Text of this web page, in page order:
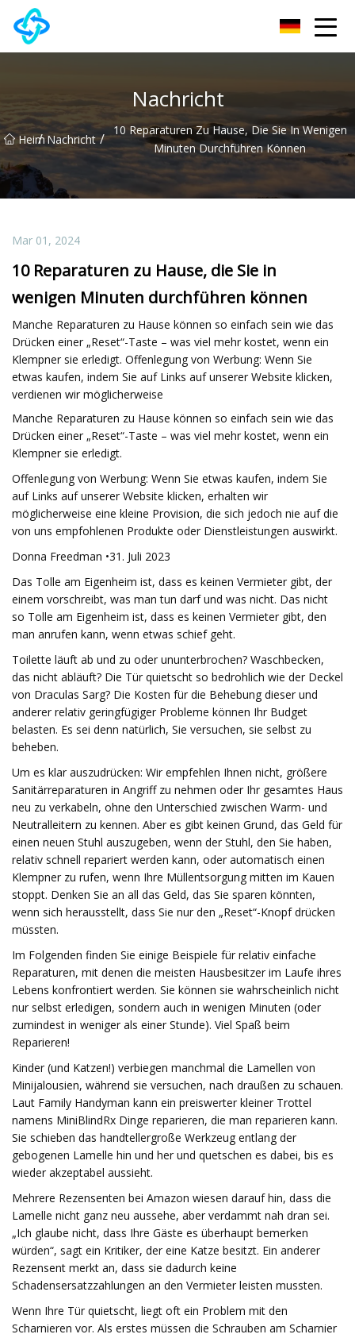
Nachricht
Heim
/ Nachricht / 10 Reparaturen Zu Hause, Die Sie In Wenigen
Minuten Durchführen Können
Mar 01, 2024
10 Reparaturen zu Hause, die Sie in
wenigen Minuten durchführen können
Manche Reparaturen zu Hause können so einfach sein wie das
Drücken einer „Reset“-Taste – was viel mehr kostet, wenn ein
Klempner sie erledigt. Offenlegung von Werbung: Wenn Sie
etwas kaufen, indem Sie auf Links auf unserer Website klicken,
verdienen wir möglicherweise
Manche Reparaturen zu Hause können so einfach sein wie das
Drücken einer „Reset“-Taste – was viel mehr kostet, wenn ein
Klempner sie erledigt.
Offenlegung von Werbung: Wenn Sie etwas kaufen, indem Sie
auf Links auf unserer Website klicken, erhalten wir
möglicherweise eine kleine Provision, die sich jedoch nie auf die
von uns empfohlenen Produkte oder Dienstleistungen auswirkt.
Donna Freedman •31. Juli 2023
Das Tolle am Eigenheim ist, dass es keinen Vermieter gibt, der
einem vorschreibt, was man tun darf und was nicht. Das nicht
so Tolle am Eigenheim ist, dass es keinen Vermieter gibt, den
man anrufen kann, wenn etwas schief geht.
Toilette läuft ab und zu oder ununterbrochen? Waschbecken,
das nicht abläuft? Die Tür quietscht so bedrohlich wie der Deckel
von Draculas Sarg? Die Kosten für die Behebung dieser und
anderer relativ geringfügiger Probleme können Ihr Budget
belasten. Es sei denn natürlich, Sie versuchen, sie selbst zu
beheben.
Um es klar auszudrücken: Wir empfehlen Ihnen nicht, größere
Sanitärreparaturen in Angriff zu nehmen oder Ihr gesamtes Haus
neu zu verkabeln, ohne den Unterschied zwischen Warm- und
Neutralleitern zu kennen. Aber es gibt keinen Grund, das Geld für
einen neuen Stuhl auszugeben, wenn der Stuhl, den Sie haben,
relativ schnell repariert werden kann, oder automatisch einen
Klempner zu rufen, wenn Ihre Müllentsorgung mitten im Kauen
stoppt. Denken Sie an all das Geld, das Sie sparen könnten,
wenn sich herausstellt, dass Sie nur den „Reset“-Knopf drücken
müssten.
Im Folgenden finden Sie einige Beispiele für relativ einfache
Reparaturen, mit denen die meisten Hausbesitzer im Laufe ihres
Lebens konfrontiert werden. Sie können sie wahrscheinlich nicht
nur selbst erledigen, sondern auch in wenigen Minuten (oder
zumindest in weniger als einer Stunde). Viel Spaß beim
Reparieren!
Kinder (und Katzen!) verbiegen manchmal die Lamellen von
Minijalousien, während sie versuchen, nach draußen zu schauen.
Laut Family Handyman kann ein preiswerter kleiner Trottel
namens MiniBlindRx Dinge reparieren, die man reparieren kann.
Sie schieben das handtellergroße Werkzeug entlang der
gebogenen Lamelle hin und her und quetschen es dabei, bis es
wieder akzeptabel aussieht.
Mehrere Rezensenten bei Amazon wiesen darauf hin, dass die
Lamelle nicht ganz neu aussehe, aber verdammt nah dran sei.
„Ich glaube nicht, dass Ihre Gäste es überhaupt bemerken
würden“, sagt ein Kritiker, der eine Katze besitzt. Ein anderer
Rezensent merkt an, dass sie dadurch keine
Schadensersatzzahlungen an den Vermieter leisten mussten.
Wenn Ihre Tür quietscht, liegt oft ein Problem mit den
Scharnieren vor. Als erstes müssen die Schrauben am Scharnier